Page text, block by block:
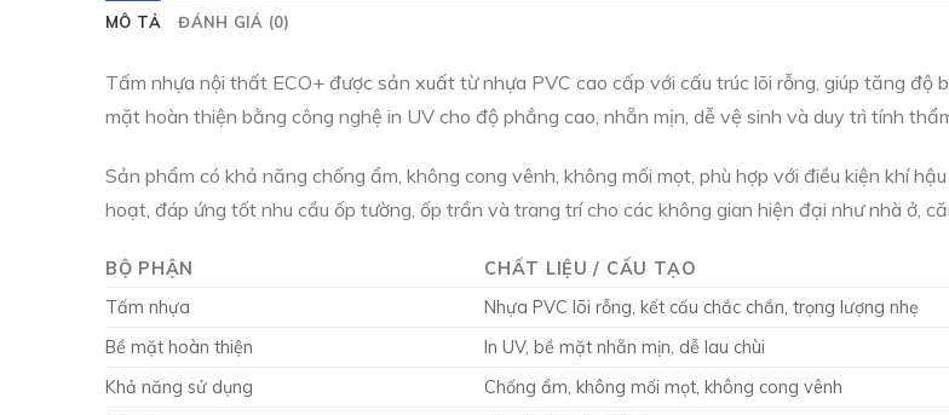
MÔ TẢ ĐÁNH GIÁ (0)
Tấm nhựa nội thất ECO+ được sản xuất từ nhựa PVC cao cấp với cấu trúc lõi rỗng, giúp tăng độ
mặt hoàn thiện bằng công nghệ in UV cho độ phẳng cao, nhẵn mịn, dễ vệ sinh và duy trì tính
Sản phẩm có khả năng chống ẩm, không cong vênh, không mối mọt, phù hợp với điều kiện khí
hoạt, đáp ứng tốt nhu cầu ốp tường, ốp trần và trang trí cho các không gian hiện đại như nhà ở,
BỘ PHẬN
CHẤT LIỆU / CẤU TẠO
Tấm nhựa
Nhựa PVC lõi rỗng, kết cấu chắc chắn, trọng lượng nhẹ
Bề mặt hoàn thiện
In UV, bề mặt nhẵn mịn, dễ lau chùi
Khả năng sử dụng
Chống ẩm, không mối mọt, không cong vênh